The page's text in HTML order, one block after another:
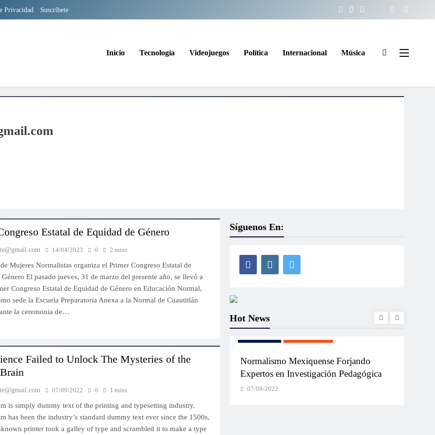
Privacidad Suscríbete
Inicio Tecnología Videojuegos Política Internacional Música
Estatal de Equidad de Género
14/04/2023 0 2 mins
Mujeres Normalistas organiza el Primer Congreso Estatal de
El pasado jueves, 31 de marzo del presente año, se llevó a
Congreso Estatal de Equidad de Género en Educación Normal,
sede la Escuela Preparatoria Anexa a la Normal de Cuautitlán
la ceremonia de…
Failed to Unlock The Mysteries of the
07/09/2022 0 1 mins
is simply dummy text of the printing and typesetting industry.
has been the industry’s standard dummy text ever since the 1500s,
printer took a galley of type and scrambled it to make a type
Síguenos En:
Hot News
Normalismo Mexiquense Forjando
Expertos en Investigación Pedagógica
07/09/2022